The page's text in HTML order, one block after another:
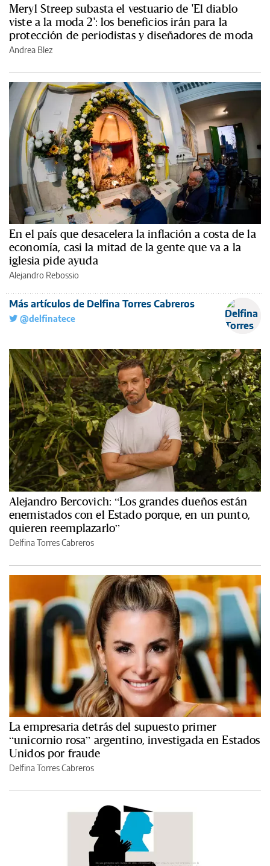
Meryl Streep subasta el vestuario de 'El diablo
viste a la moda 2': los beneficios irán para la
protección de periodistas y diseñadores de moda
Andrea Blez
En el país que desacelera la inflación a costa de la
economía, casi la mitad de la gente que va a la
iglesia pide ayuda
Alejandro Rebossio
Más artículos de Delfina Torres Cabreros
@delfinatece
Alejandro Bercovich: “Los grandes dueños están
enemistados con el Estado porque, en un punto,
quieren reemplazarlo”
Delfina Torres Cabreros
La empresaria detrás del supuesto primer
“unicornio rosa” argentino, investigada en Estados
Unidos por fraude
Delfina Torres Cabreros